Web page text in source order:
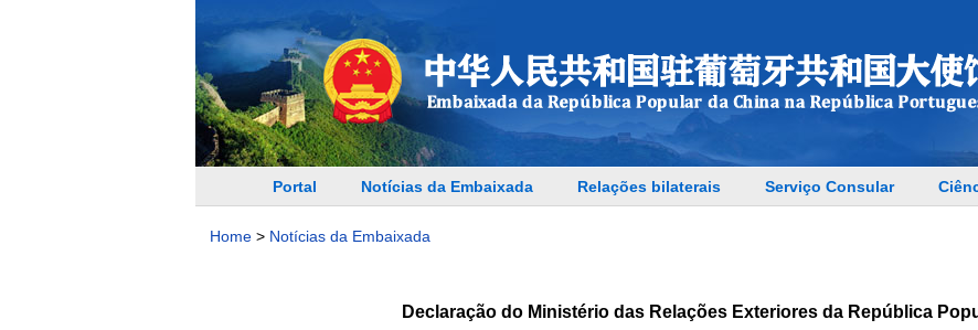
Portal Notícias da Embaixada Relações bilaterais Serviço Consular
Home > Notícias da Embaixada
Declaração do Ministério das Relações Exteriores da República